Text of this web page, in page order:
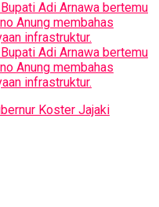
Koster Jajaki